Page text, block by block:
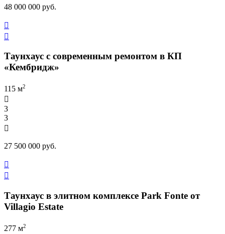
48 000 000 руб.


Таунхаус с современным ремонтом в КП
«Кембридж»
115 м2

3
3

27 500 000 руб.


Таунхаус в элитном комплексе Park Fonte от
Villagio Estate
277 м2